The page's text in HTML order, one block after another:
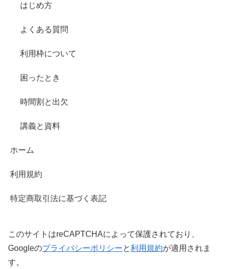
はじめ方
よくある質問
利用枠について
困ったとき
時間割と出欠
講義と資料
ホーム
利用規約
特定商取引法に基づく表記
このサイトはreCAPTCHAによって保護されており、
Googleのプライバシーポリシーと利用規約が適用されま
す。